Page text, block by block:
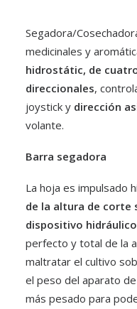
PLANTAS
Segadora/
medicinales y
hidrostátic, de
direccionales,
joystick y dirección
volante.
Barra segadora
La hoja es impulsado
de la altura de corte
dispositivo hidráulico
perfecto y total de la
maltratar el cultivo
el peso del aparato
más pesado para